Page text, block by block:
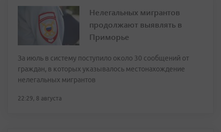
Нелегальных мигрантов
продолжают выявлять в
Приморье
За июль в систему поступило около 30 сообщений от
граждан, в которых указывалось местонахождение
нелегальных мигрантов
22:29, 8 августа